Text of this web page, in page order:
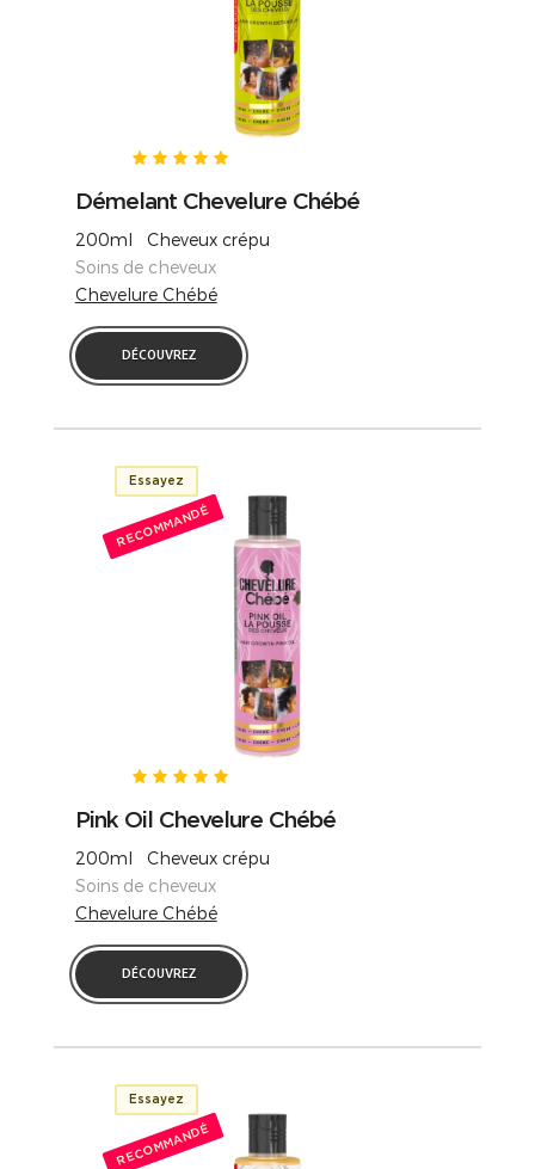
Démelant Chevelure Chébé
200ml Cheveux crépu
Soins de cheveux
Chevelure Chébé
DÉCOUVREZ
Essayez
RECOMMANDÉ
Pink Oil Chevelure Chébé
200ml Cheveux crépu
Soins de cheveux
Chevelure Chébé
DÉCOUVREZ
Essayez
RECOMMANDÉ